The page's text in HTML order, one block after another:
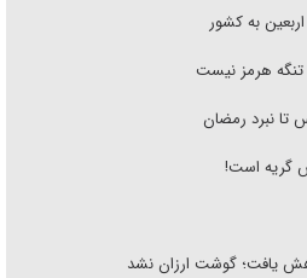
تنگه هرمز نیست
تا نبرد رمضان
گریه است!